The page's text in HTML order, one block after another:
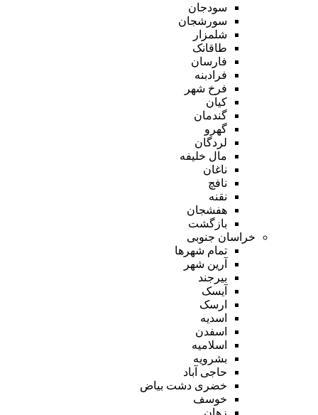
سودجان
سورشجان
شلمزار
طاقانک
فارسان
فرادبنه
فرخ شهر
کیان
گندمان
گهرو
لردگان
مال خلیفه
ناغان
نافچ
نقنه
هفشجان
بازگشت
خراسان جنوبی
تمام شهر‌ها
آرین شهر
بیرجند
آیسک
ارسک
اسدیه
اسفدن
اسلامیه
بشرویه
حاجی آباد
خضری دشت بیاض
خوسف
زهان